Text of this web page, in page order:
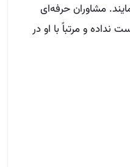
مشاوران حرفه‌ای
نداده و مرتباً با او در